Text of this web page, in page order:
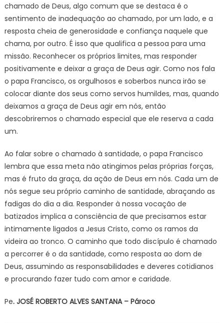
chamado de Deus, algo comum que se destaca é o
sentimento de inadequação ao chamado, por um lado, e a
resposta cheia de generosidade e confiança naquele que
chama, por outro. É isso que qualifica a pessoa para uma
missão. Reconhecer os próprios limites, mas responder
positivamente e deixar a graça de Deus agir. Como nos fala
o papa Francisco, os orgulhosos e soberbos nunca irão se
colocar diante dos seus como servos humildes, mas, quando
deixamos a graça de Deus agir em nós, então
descobriremos o chamado especial que ele reserva a cada
um.
Ao falar sobre o chamado à santidade, o papa Francisco
lembra que essa meta não atingimos pelas próprias forças,
mas é fruto da graça, da ação de Deus em nós. Cada um de
nós segue seu próprio caminho de santidade, abraçando as
fadigas do dia a dia. Responder à nossa vocação de
batizados implica a consciência de que precisamos estar
intimamente ligados a Jesus Cristo, como os ramos da
videira ao tronco. O caminho que todo discípulo é chamado
a percorrer é o da santidade, como resposta ao dom de
Deus, assumindo as responsabilidades e deveres cotidianos
e procurando fazer tudo com amor e caridade.
Pe. JOSÉ ROBERTO ALVES SANTANA – Pároco